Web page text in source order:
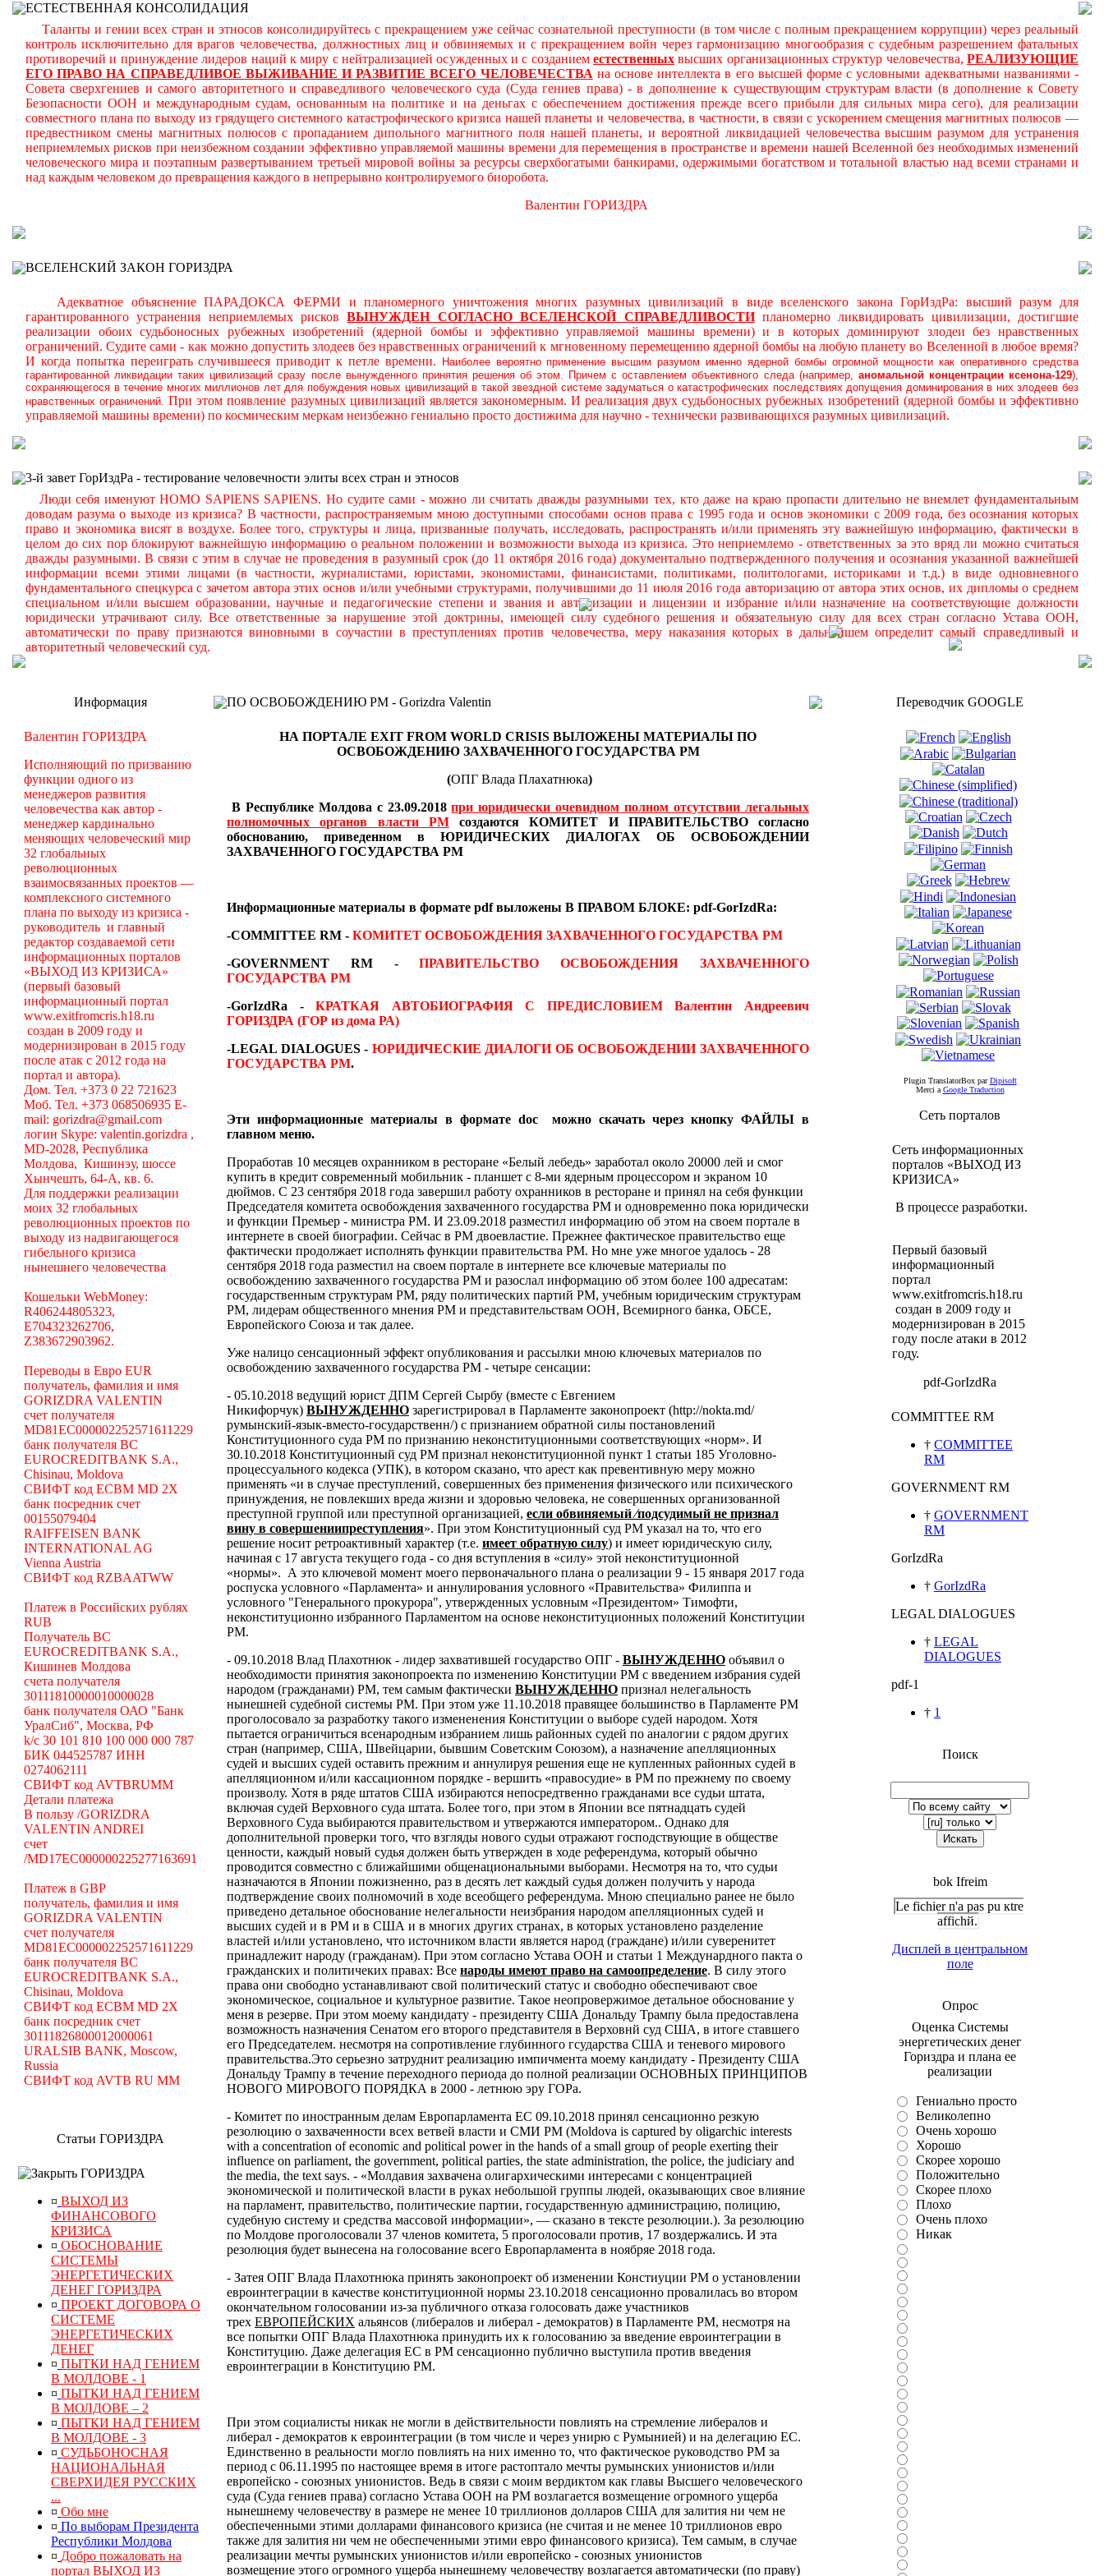
ЕСТЕСТВЕННАЯ КОНСОЛИДАЦИЯ
Таланты и гении всех стран и этносов консолидируйтесь с прекращением уже сейчас сознательной преступности (в том числе с полным прекращением коррупции) через реальный
контроль исключительно для врагов человечества, должностных лиц и обвиняемых и с прекращением войн через гармонизацию многообразия с судебным разрешением фатальных
противоречий и принуждение лидеров наций к миру с нейтрализацией осужденных и с созданиеместественных высших организационных структур человечества,РЕАЛИЗУЮЩИЕ
ЕГО ПРАВО НА СПРАВЕДЛИВОЕ ВЫЖИВАНИЕ И РАЗВИТИЕ ВСЕГО ЧЕЛОВЕЧЕСТВА на основе интеллекта в его высшей форме с условными адекватными названиями -
Совета сверхгениев и самого авторитетного и справедливого человеческого суда (Суда гениев права) - в дополнение к существующим структурам власти (в дополнение к Совету
Безопасности ООН и международным судам, основанным на политике и на деньгах с обеспечением достижения прежде всего прибыли для сильных мира сего), для реализации
совместного плана по выходу из грядущего системного катастрофического кризиса нашей планеты и человечества, в частности, в связи с ускорением смещения магнитных полюсов —
предвестником смены магнитных полюсов с пропаданием дипольного магнитного поля нашей планеты, и вероятной ликвидацией человечества высшим разумом для устранения
неприемлемых рисков при неизбежном создании эффективно управляемой машины времени для перемещения в пространстве и времени нашей Вселенной без необходимых изменений
человеческого мира и поэтапным развертыванием третьей мировой войны за ресурсы сверхбогатыми банкирами, одержимыми богатством и тотальной властью над всеми странами и
над каждым человеком до превращения каждого в непрерывно контролируемого биоробота.
Валентин ГОРИЗДРА
ВСЕЛЕНСКИЙ ЗАКОН ГОРИЗДРА
Адекватное объяснение ПАРАДОКСА ФЕРМИ и планомерного уничтожения многих разумных цивилизаций в виде вселенского закона ГорИздРа: высший разум для
гарантированного устранения неприемлемых рисковВЫНУЖДЕН СОГЛАСНО ВСЕЛЕНСКОЙ СПРАВЕДЛИВОСТИпланомерно ликвидировать цивилизации, достигшие
реализации обоих судьбоносных рубежных изобретений (ядерной бомбы и эффективно управляемой машины времени) и в которых доминируют злодеи без нравственных
ограничений. Судите сами - как можно допустить злодеев без нравственных ограничений к мгновенному перемещению ядерной бомбы на любую планету во Вселенной в любое время?
И когда попытка переиграть случившееся приводит к петле времени.
Наиболее вероятно применение высшим разумом именно ядерной бомбы огромной мощности как оперативного средства
гарантированной ликвидации таких цивилизаций сразу после вынужденного принятия решения об этом. Причем с оставлением объективного следа (например, аномальной концентрации ксенона-129),
сохраняющегося в течение многих миллионов лет для побуждения новых цивилизаций в такой звездной системе задуматься о катастрофических последствиях допущения доминирования в них злодеев без
нравственных ограничений. При этом появление разумных цивилизаций является закономерным. И реализация двух судьбоносных рубежных изобретений (ядерной бомбы и эффективно
управляемой машины времени) по космическим меркам неизбежно гениально просто достижима для научно - технически развивающихся разумных цивилизаций.
3-й завет ГорИздРа - тестирование человечности элиты всех стран и этносов
Люди себя именуют HOMO SAPIENS SAPIENS. Но судите сами - можно ли считать дважды разумными тех, кто даже на краю пропасти длительно не внемлет фундаментальным
доводам разума о выходе из кризиса? В частности, распространяемым мною доступными способами основ права с 1995 года и основ экономики с 2009 года, без осознания которых
право и экономика висят в воздухе. Более того, структуры и лица, призванные получать, исследовать, распространять и/или применять эту важнейшую информацию, фактически в
целом до сих пор блокируют важнейшую информацию о реальном положении и возможности выхода из кризиса. Это неприемлемо - ответственных за это вряд ли можно считаться
дважды разумными. В связи с этим в случае не проведения в разумный срок (до 11 октября 2016 года) документально подтвержденного получения и осознания указанной важнейшей
информации всеми этими лицами (в частности, журналистами, юристами, экономистами, финансистами, политиками, политологами, историками и т.д.) в виде одновневного
фундаментального спецкурса с зачетом автора этих основ и/или учебными структурами, получившими до 11 июля 2016 года авторизацию от автора этих основ, их дипломы о среднем
специальном и/или высшем образовании, научные и педагогические степени и звания и авторизации и лицензии и избрание и/или назначение на соответствующие должности
юридически утрачивают силу. Все ответственные за нарушение этой доктрины, имеющей силу судебного решения и обязательную силу для всех стран согласно Устава ООН,
автоматически по праву признаются виновными в соучастии в преступлениях против человечества, меру наказания которых в дальнейшем определит самый справедливый и
авторитетный человеческий суд.
Информация
Валентин ГОРИЗДРА
Исполняющий по призванию
функции одного из
менеджеров развития
человечества как автор -
менеджер кардинально
меняющих человеческий мир
32 глобальных
революционных
взаимосвязанных проектов —
комплексного системного
плана по выходу из кризиса -
руководитель и главный
редактор создаваемой сети
информационных порталов
«ВЫХОД ИЗ КРИЗИСА»
(первый базовый
информационный портал
www.exitfromcris.h18.ru
создан в 2009 году и
модернизирован в 2015 году
после атак с 2012 года на
портал и автора).
Дом. Тел. +373 0 22 721623
Моб. Тел. +373 068506935 E-
mail: gorizdra@gmail.com
логин Skype: valentin.gorizdra ,
MD-2028, Республика
Молдова, Кишинэу, шоссе
Хынчешть, 64-А, кв. 6.
Для поддержки реализации
моих 32 глобальных
революционных проектов по
выходу из надвигающегося
гибельного кризиса
нынешнего человечества
Кошельки WebMoney:
R406244805323,
E704323262706,
Z383672903962.
Переводы в Евро EUR
получатель, фамилия и имя
GORIZDRA VALENTIN
счет получателя
MD81EC000002252571611229
банк получателя BC
EUROCREDITBANK S.A.,
Chisinau, Moldova
СВИФТ код ECBM MD 2X
банк посредник счет
00155079404
RAIFFEISEN BANK
INTERNATIONAL AG
Vienna Austria
СВИФТ код RZBAATWW
Платеж в Российских рублях
RUB
Получатель BC
EUROCREDITBANK S.A.,
Кишинев Молдова
счета получателя
30111810000010000028
банк получателя ОАО "Банк
УралСиб", Москва, РФ
k/c 30 101 810 100 000 000 787
БИК 044525787 ИНН
0274062111
СВИФТ код AVTBRUMM
Детали платежа
В пользу /GORIZDRA
VALENTIN ANDREI
счет
/MD17EC000000225277163691
Платеж в GBP
получатель, фамилия и имя
GORIZDRA VALENTIN
счет получателя
MD81EC000002252571611229
банк получателя BC
EUROCREDITBANK S.A.,
Chisinau, Moldova
СВИФТ код ECBM MD 2X
банк посредник счет
30111826800012000061
URALSIB BANK, Moscow,
Russia
СВИФТ код AVTB RU MM
Статьи ГОРИЗДРА
ГОРИЗДРА
¤ ВЫХОД ИЗ
ФИНАНСОВОГО
КРИЗИСА
¤ ОБОСНОВАНИЕ
СИСТЕМЫ
ЭНЕРГЕТИЧЕСКИХ
ДЕНЕГ ГОРИЗДРА
¤ ПРОЕКТ ДОГОВОРА О
СИСТЕМЕ
ЭНЕРГЕТИЧЕСКИХ
ДЕНЕГ
¤ ПЫТКИ НАД ГЕНИЕМ
В МОЛДОВЕ - 1
¤ ПЫТКИ НАД ГЕНИЕМ
В МОЛДОВЕ – 2
¤ ПЫТКИ НАД ГЕНИЕМ
В МОЛДОВЕ - 3
¤ СУДЬБОНОСНАЯ
НАЦИОНАЛЬНАЯ
СВЕРХИДЕЯ РУССКИХ
...
¤ Обо мне
¤ По выборам Президента
Республики Молдова
¤ Добро пожаловать на
портал ВЫХОД ИЗ
ПО ОСВОБОЖДЕНИЮ РМ - Gorizdra Valentin
НА ПОРТАЛЕ EXIT FROM WORLD CRISIS ВЫЛОЖЕНЫ МАТЕРИАЛЫ ПО
ОСВОБОЖДЕНИЮ ЗАХВАЧЕННОГО ГОСУДАРСТВА РМ
(ОПГ Влада Плахатнюка)
В Республике Молдова с 23.09.2018при юридически очевидном полном отсутствии легальных
полномочных органов власти РМ
создаютсяКОМИТЕТ И ПРАВИТЕЛЬСТВО согласно
обоснованию, приведенном в ЮРИДИЧЕСКИХ ДИАЛОГАХ ОБ ОСВОБОЖДЕНИИ
ЗАХВАЧЕННОГО ГОСУДАРСТВА РМ
Информационные материалы в формате pdfвыложены В ПРАВОМ БЛОКЕ: pdf-GorIzdRa:
-COMMITTEE RM - КОМИТЕТ ОСВОБОЖДЕНИЯ ЗАХВАЧЕННОГО ГОСУДАРСТВА РМ
-GOVERNMENT RM -ПРАВИТЕЛЬСТВО ОСВОБОЖДЕНИЯ ЗАХВАЧЕННОГО
ГОСУДАРСТВА РМ
-GorIzdRa -КРАТКАЯ АВТОБИОГРАФИЯ С ПРЕДИСЛОВИЕМВалентин Андреевич
ГОРИЗДРА (ГОР из дома РА)
-LEGAL DIALOGUES - ЮРИДИЧЕСКИЕ ДИАЛОГИ ОБ ОСВОБОЖДЕНИИ ЗАХВАЧЕННОГО
ГОСУДАРСТВА РМ.
Эти информационные материалы в формате doc можно скачать через кнопку ФАЙЛЫ в
главном меню.
Проработав 10 месяцев охранником в ресторане «Белый лебедь» заработал около 20000 лей и смог
купить в кредит современный мобильник - планшет с 8-ми ядерным процессором и экраном 10
дюймов. С 23 сентября 2018 года завершил работу охранников в ресторане и принял на себя функции
Председателя комитета освобождения захваченного государства РМ и одновременно пока юридически
и функции Премьер - министра РМ. И 23.09.2018 разместил информацию об этом на своем портале в
интернете в своей биографии. Сейчас в РМ двоевластие. Прежнее фактическое правительство еще
фактически продолжает исполнять функции правительства РМ. Но мне уже многое удалось - 28
сентября 2018 года разместил на своем портале в интернете все ключевые материалы по
освобождению захваченного государства РМ и разослал информацию об этом более 100 адресатам:
государственным структурам РМ, ряду политических партий РМ, учебным юридическим структурам
РМ, лидерам общественного мнения РМ и представительствам ООН, Всемирного банка, ОБСЕ,
Европейского Союза и так далее.
Уже налицо сенсационный эффект опубликования и рассылки мною ключевых материалов по
освобождению захваченного государства РМ - четыре сенсации:
- 05.10.2018 ведущий юрист ДПМ Сергей Сырбу (вместе с Евгением
Никифорчук) ВЫНУЖДЕННО зарегистрировал в Парламенте законопроект (http://nokta.md/
румынский-язык-вместо-государственн/) с признанием обратной силы постановлений
Конституционного суда РМ по признанию неконституционными соответствующих «норм». И
30.10.2018 Конституционный суд РМ признал неконституционной пункт 1 статьи 185 Уголовно-
процессуального кодекса (УПК), в котором сказано, что арест как превентивную меру можно
применять «и в случае преступлений, совершенных без применения физического или психического
принуждения, не повлекших вреда жизни и здоровью человека, не совершенных организованной
преступной группой или преступной организацией, если обвиняемый ⁄подсудимый не признал
вину в совершениипреступления». При этом Конституционный суд РМ указал на то, что его
решение носит ретроактивный характер (т.е. имеет обратную силу) и имеет юридическую силу,
начиная с 17 августа текущего года - со дня вступления в «силу» этой неконституционной
«нормы». А это ключевой момент моего первоначального плана о реализации 9 - 15 января 2017 года
роспуска условного «Парламента» и аннулирования условного «Правительства» Филиппа и
условного "Генерального прокурора", утвержденных условным «Президентом» Тимофти,
неконституционно избранного Парламентом на основе неконституционных положений Конституции
РМ.
- 09.10.2018 Влад Плахотнюк - лидер захватившей государство ОПГ - ВЫНУЖДЕННО объявил о
необходимости принятия законопроекта по изменению Конституции РМ с введением избрания судей
народом (гражданами) РМ, тем самым фактически ВЫНУЖДЕННО признал нелегальность
нынешней судебной системы РМ. При этом уже 11.10.2018 правящее большинство в Парламенте РМ
проголосовало за разработку такого измененения Конституции о выборе судей народом. Хотя
пытается ограничиться всенародным избранием лишь районных судей по аналогии с рядом других
стран (например, США, Швейцарии, бывшим Советским Союзом), а назначение апелляционных
судей и высших судей оставить прежним и аннулируя решения еще не купленных районных судей в
апелляционном и/или кассационном порядке - вершить «правосудие» в РМ по прежнему по своему
произволу. Хотя в ряде штатов США избираются непосредтвенно гражданами все судьи штата,
включая судей Верховного суда штата. Более того, при этом в Японии все пятнадцать судей
Верховного Суда выбираются правительством и утвержаются императором.. Однако для
дополнительной проверки того, что взгляды нового судьи отражают господствующие в обществе
ценности, каждый новый судья должен быть утвержден в ходе референдума, который обычно
проводится совместно с ближайшими общенациональными выборами. Несмотря на то, что судьи
назначаются в Японии пожизненно, раз в десять лет каждый судья должен получить у народа
подтверждение своих полномочий в ходе всеобщего референдума. Мною специально ранее не было
приведено детальное обоснование нелегальности неизбрания народом апелляционных судей и
высших судей и в РМ и в США и в многих других странах, в которых установлено разделение
властей и/или установлено, что источником власти является народ (граждане) и/или суверенитет
принадлежит народу (гражданам). При этом согласно Устава ООН и статьи 1 Междунардного пакта о
гражданских и политичеких правах: Все народы имеют право на самоопределение. В силу этого
права они свободно устанавливают свой политический статус и свободно обеспечивают свое
экономическое, социальное и культурное развитие. Такое неопровержимое детальное обоснование у
меня в резерве. При этом моему кандидату - президенту США Дональду Трампу была предоставлена
возможность назначения Сенатом его второго представителя в Верховнй суд США, в итоге ставшего
его Председателем. несмотря на сопротивление глубинного гсударства США и теневого мирового
правительства.Это серьезно затруднит реализацию импичмента моему кандидату - Президенту США
Дональду Трампу в течение переходного периода до полной реализации ОСНОВНЫХ ПРИНЦИПОВ
НОВОГО МИРОВОГО ПОРЯДКА в 2000 - летнюю эру ГОРа.
- Комитет по иностранным делам Европарламента ЕС 09.10.2018 принял сенсационно резкую
резолюцию о захваченности всех ветвей власти и СМИ РМ (Moldova is captured by oligarchic interests
with a concentration of economic and political power in the hands of a small group of people exerting their
influence on parliament, the government, political parties, the state administration, the police, the judiciary and
the media, the text says. - «Молдавия захвачена олигархическими интересами с концентрацией
экономической и политической власти в руках небольшой группы людей, оказывающих свое влияние
на парламент, правительство, политические партии, государственную администрацию, полицию,
судебную систему и средства массовой информации», — сказано в тексте резолюции.). За резолюцию
по Молдове проголосовали 37 членов комитета, 5 проголосовали против, 17 воздержались. И эта
резолюция будет вынесена на голосование всего Европарламента в ноябряе 2018 года.
- Затея ОПГ Влада Плахотнюка принять законопроект об изменении Констиуции РМ о установлении
евроинтеграции в качестве конституционной нормы 23.10.2018 сенсационно провалилась во втором
окончательном голосовании из-за публичного отказа голосовать даже участников
трех ЕВРОПЕЙСКИХ альянсов (либералов и либерал - демократов) в Парламенте РМ, несмотря на
все попытки ОПГ Влада Плахотнюка принудить их к голосованию за введение евроинтеграции в
Конституцию. Даже делегация ЕС в РМ сенсационно публично выступила против введения
евроинтеграции в Конституцию РМ.
При этом социалисты никак не могли в действительности повлиять на стремление либералов и
либерал - демократов к евроинтеграции (в том числе и через унирю с Румынией) и на делегацию ЕС.
Единственно в реальности могло повлиять на них именно то, что фактическое руководство РМ за
период с 06.11.1995 по настоящее время в итоге растоптало мечты румынских унионистов и/или
европейско - союзных унионистов. Ведь в связи с моим вердиктом как главы Высшего человеческого
суда (Суда гениев права) согласно Устава ООН на РМ возлагается возмещение огромного ущерба
нынешнему человечеству в размере не менее 10 триллионов долларов США для залития ни чем не
обеспеченными этими долларами финансового кризиса (не считая и не менее 10 триллионов евро
также для залития ни чем не обеспеченными этими евро финансового кризиса). Тем самым, в случае
реализации мечты румынских унионистов и/или европейско - союзных унионистов
возмещение этого огромного ущерба нынешнему человечеству возлагается автоматически (по праву)
Переводчик GOOGLE
Plugin TranslatorBox parDipisoft
Merci а Google Traduction
Сеть порталов
Сеть информационных
порталов «ВЫХОД ИЗ
КРИЗИСА»
В процессе разработки.
Первый базовый
информационный
портал
www.exitfromcris.h18.ru
создан в 2009 году и
модернизирован в 2015
году после атаки в 2012
году.
pdf-GorIzdRa
COMMITTEE RM
† COMMITTEE
RM
GOVERNMENT RM
† GOVERNMENT
RM
GorIzdRa
† GorIzdRa
LEGAL DIALOGUES
† LEGAL
DIALOGUES
pdf-1
† 1
Поиск
Искать
bok Ifreim
Le fichier n'a pas pu кtre
affichй.
Дисплей в центральном
поле
Опрос
Оценка Системы
энергетических денег
Гориздра и плана ее
реализации
Гениально просто
Великолепно
Очень хорошо
Хорошо
Скорее хорошо
Положительно
Скорее плохо
Плохо
Очень плохо
Никак